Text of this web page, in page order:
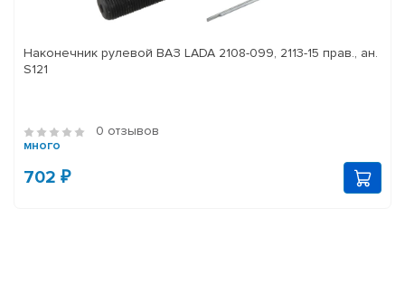
Наконечник рулевой ВАЗ LADA 2108-099, 2113-15 прав., ан.
S121
0 отзывов
много
702 ₽